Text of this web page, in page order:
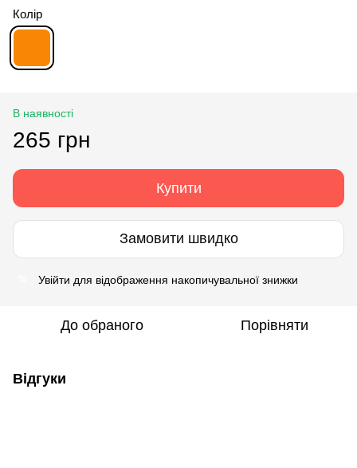
Колір
В наявності
265 грн
Купити
Замовити швидко
Увійти для відображення накопичувальної знижки
До обраного Порівняти
Відгуки